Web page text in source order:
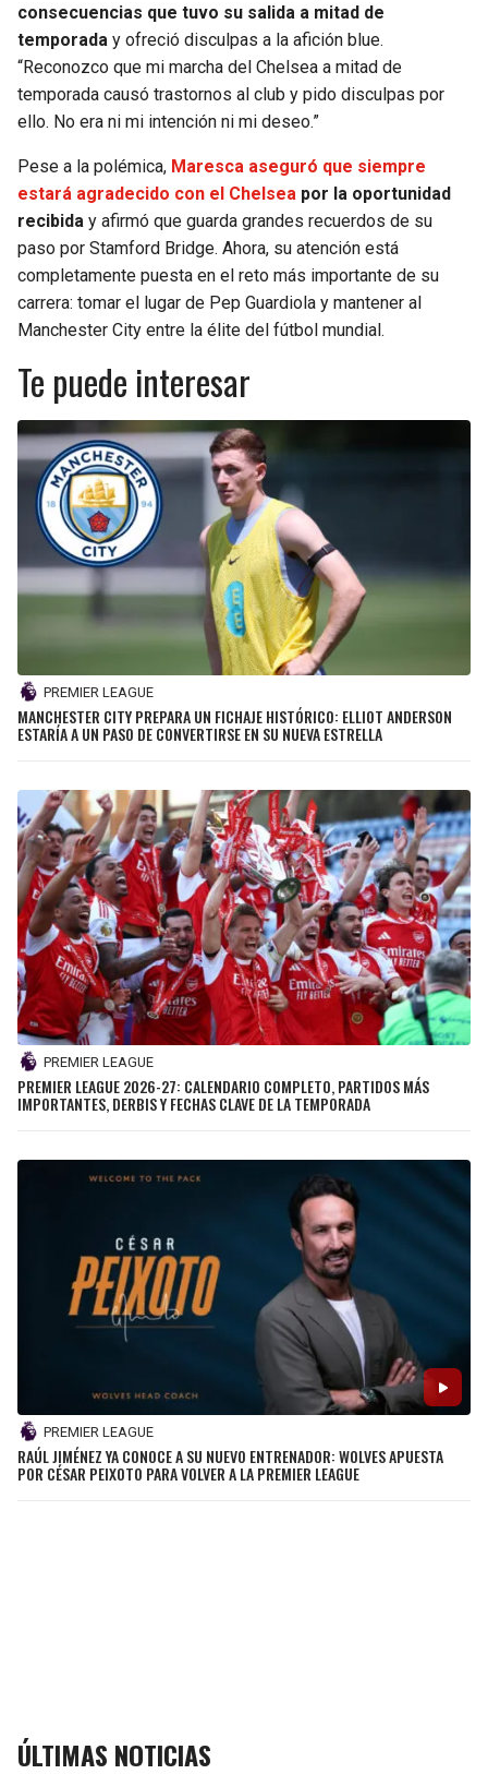
consecuencias que tuvo su salida a mitad de
temporada y ofreció disculpas a la afición blue.
“Reconozco que mi marcha del Chelsea a mitad de
temporada causó trastornos al club y pido disculpas por
ello. No era ni mi intención ni mi deseo.”
Pese a la polémica, Maresca aseguró que siempre
estará agradecido con el Chelsea por la oportunidad
recibida y afirmó que guarda grandes recuerdos de su
paso por Stamford Bridge. Ahora, su atención está
completamente puesta en el reto más importante de su
carrera: tomar el lugar de Pep Guardiola y mantener al
Manchester City entre la élite del fútbol mundial.
Te puede interesar
PREMIER LEAGUE
MANCHESTER CITY PREPARA UN FICHAJE HISTÓRICO: ELLIOT ANDERSON
ESTARÍA A UN PASO DE CONVERTIRSE EN SU NUEVA ESTRELLA
PREMIER LEAGUE
PREMIER LEAGUE 2026-27: CALENDARIO COMPLETO, PARTIDOS MÁS
IMPORTANTES, DERBIS Y FECHAS CLAVE DE LA TEMPORADA
PREMIER LEAGUE
RAÚL JIMÉNEZ YA CONOCE A SU NUEVO ENTRENADOR: WOLVES APUESTA
POR CÉSAR PEIXOTO PARA VOLVER A LA PREMIER LEAGUE
ÚLTIMAS NOTICIAS